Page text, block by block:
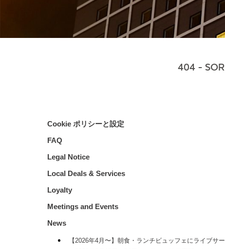
404 -
Cookie ポリシーと設定
FAQ
Legal Notice
Local Deals & Services
Loyalty
Meetings and Events
News
【2026年4月〜】朝食・ランチビュッフェにライブサ